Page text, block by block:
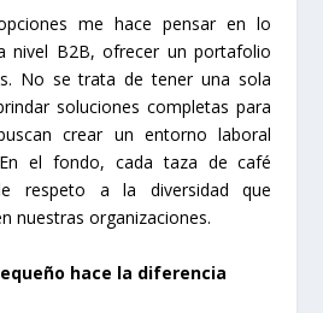
me hace pensar en lo
nivel B2B, ofrecer un portafolio
No se trata de tener una sola
soluciones completas para
crear un entorno laboral
el fondo, cada taza de café
respeto a la diversidad que
nuestras organizaciones.
hace la diferencia